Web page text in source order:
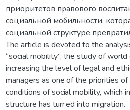
приоритетов правового
социальной мобильности,
социальной структуре
The article is devoted to the
“social mobility”, the study of world
increasing the level of legal and
managers as one of the priorities
conditions of social mobility, which
structure has turned into migration.